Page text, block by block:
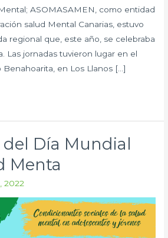
ASOMASAMEN, como entidad
salud Mental Canarias, estuvo
regional que, este año, se celebraba
Las jornadas tuvieron lugar en el
en Los Llanos […]
Día Mundial
Menta
2022